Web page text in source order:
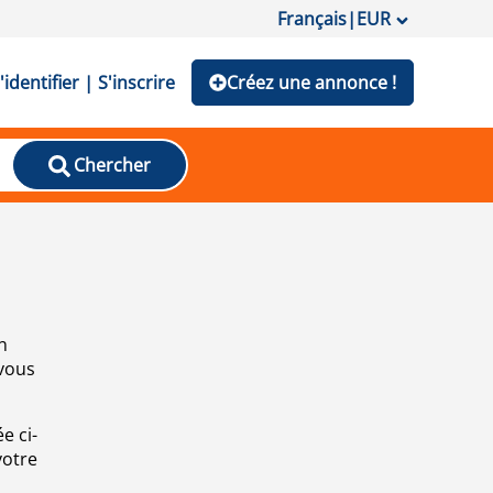
Français|EUR
| S'inscrire Créez une annonce !
Chercher
ci-